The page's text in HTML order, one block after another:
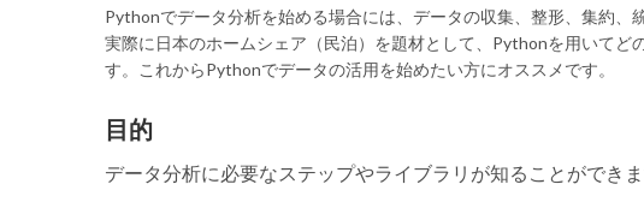
Pythonでデータ分析を始める場合には、データの収集、整形、集約
実際に日本のホームシェア（民泊）を題材として、Pythonを用いてど
す。これからPythonでデータの活用を始めたい方にオススメです。
目的
データ分析に必要なステップやライブラリが知ることができま